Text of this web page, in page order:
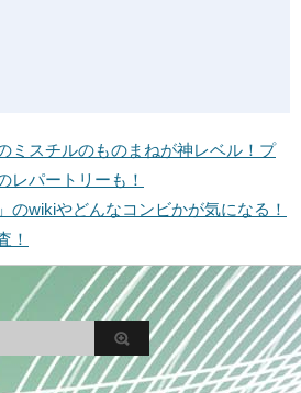
ミスチルのものまねが神レベル！プ
レパートリーも！
のwikiやどんなコンビかが気になる！
！